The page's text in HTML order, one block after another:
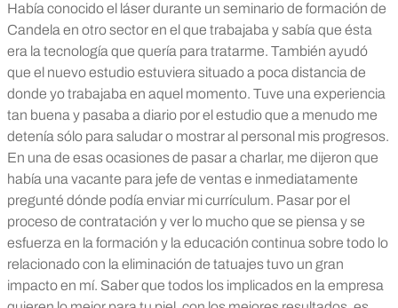
Había conocido el láser durante un seminario de formación de
Candela en otro sector en el que trabajaba y sabía que ésta
era la tecnología que quería para tratarme. También ayudó
que el nuevo estudio estuviera situado a poca distancia de
donde yo trabajaba en aquel momento. Tuve una experiencia
tan buena y pasaba a diario por el estudio que a menudo me
detenía sólo para saludar o mostrar al personal mis progresos.
En una de esas ocasiones de pasar a charlar, me dijeron que
había una vacante para jefe de ventas e inmediatamente
pregunté dónde podía enviar mi currículum. Pasar por el
proceso de contratación y ver lo mucho que se piensa y se
esfuerza en la formación y la educación continua sobre todo lo
relacionado con la eliminación de tatuajes tuvo un gran
impacto en mí. Saber que todos los implicados en la empresa